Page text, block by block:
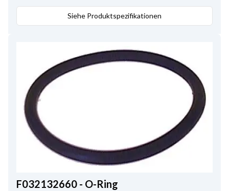
Siehe Produktspezifikationen
F032132660 - O-Ring